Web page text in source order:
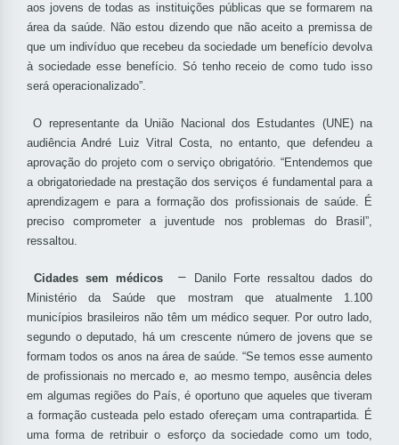
aos jovens de todas as instituições públicas que se formarem na
área da saúde. Não estou dizendo que não aceito a premissa de
que um indivíduo que recebeu da sociedade um benefício devolva
à sociedade esse benefício. Só tenho receio de como tudo isso
será operacionalizado”.
O representante da União Nacional dos Estudantes (UNE) na
audiência André Luiz Vitral Costa, no entanto, que defendeu a
aprovação do projeto com o serviço obrigatório. “Entendemos que
a obrigatoriedade na prestação dos serviços é fundamental para a
aprendizagem e para a formação dos profissionais de saúde. É
preciso comprometer a juventude nos problemas do Brasil”,
ressaltou.
Cidades sem médicos –
Danilo Forte ressaltou dados do
Ministério da Saúde que mostram que atualmente 1.100
municípios brasileiros não têm um médico sequer. Por outro lado,
segundo o deputado, há um crescente número de jovens que se
formam todos os anos na área de saúde. “Se temos esse aumento
de profissionais no mercado e, ao mesmo tempo, ausência deles
em algumas regiões do País, é oportuno que aqueles que tiveram
a formação custeada pelo estado ofereçam uma contrapartida. É
uma forma de retribuir o esforço da sociedade como um todo,